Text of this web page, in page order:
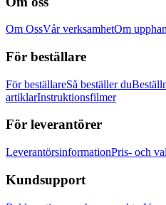
Om OssVår verksamhetOm
För beställare
För beställareSå beställer du
artiklarInstruktionsfilmer
För leverantörer
LeverantörsinformationPris- och
Kundsupport